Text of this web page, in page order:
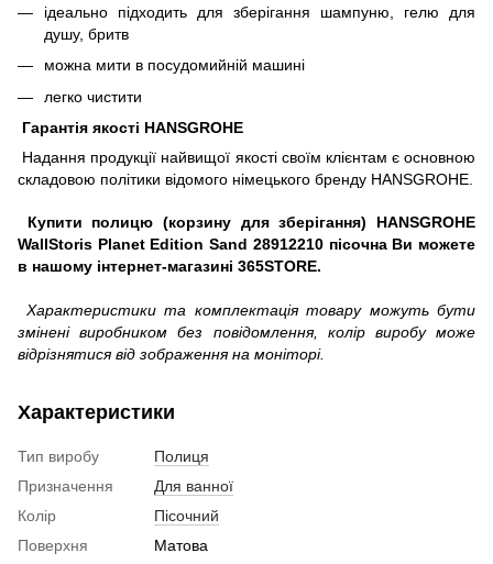
ідеально підходить для зберігання шампуню, гелю для
душу, бритв
можна мити в посудомийній машині
легко чистити
Гарантія якості HANSGROHE
Надання продукції найвищої якості своїм клієнтам є основною
складовою політики відомого німецького бренду HANSGROHE.
Купити полицю (корзину для зберігання) HANSGROHE
WallStoris Planet Edition Sand 28912210 пісочна Ви можете
в нашому інтернет-магазині 365STORE.
Характеристики та комплектація товару можуть бути
змінені виробником без повідомлення, колір виробу може
відрізнятися від зображення на моніторі.
Характеристики
Тип виробу
Полиця
Призначення
Для ванної
Колір
Пісочний
Поверхня
Матова